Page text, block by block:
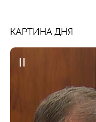
КАРТИНА ДНЯ